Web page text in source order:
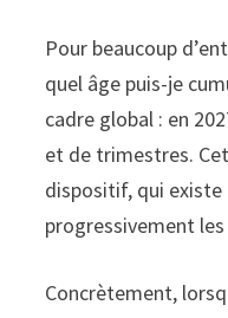
Pour beaucoup
quel âge puis-je
cadre global : en
et de trimestres.
dispositif, qui existe
progressivement les
Concrètement,